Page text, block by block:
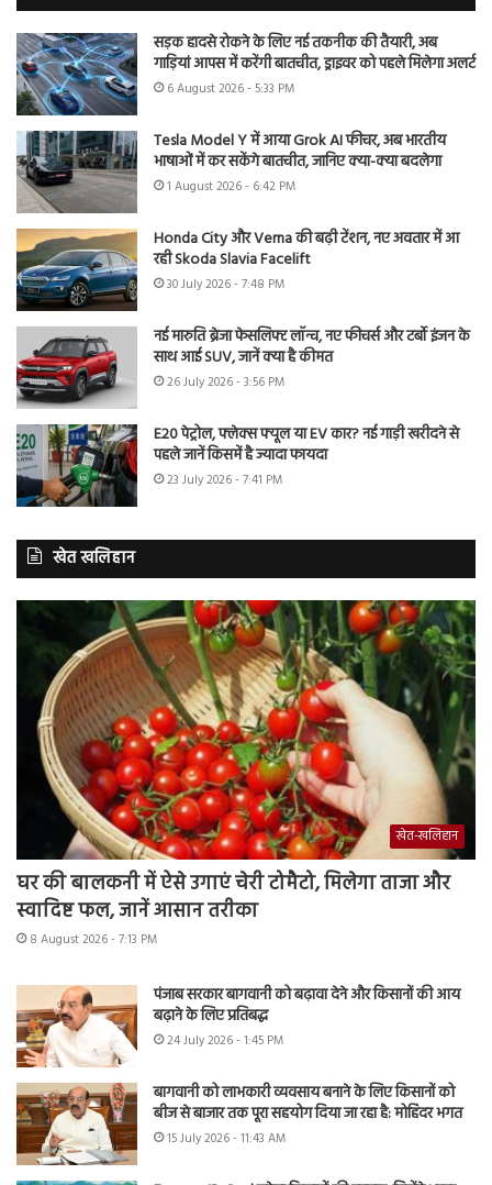
सड़क हादसे रोकने के लिए नई तकनीक की तैयारी, अब
गाड़ियां आपस में करेंगी बातचीत, ड्राइवर को पहले मिलेगा अलर्ट
6 August 2026 - 5:33 PM
Tesla Model Y में आया Grok AI फीचर, अब भारतीय
भाषाओं में कर सकेंगे बातचीत, जानिए क्या-क्या बदलेगा
1 August 2026 - 6:42 PM
Honda City और Verna की बढ़ी टेंशन, नए अवतार में आ
रही Skoda Slavia Facelift
30 July 2026 - 7:48 PM
नई मारुति ब्रेजा फेसलिफ्ट लॉन्च, नए फीचर्स और टर्बो इंजन के
साथ आई SUV, जानें क्या है कीमत
26 July 2026 - 3:56 PM
E20 पेट्रोल, फ्लेक्स फ्यूल या EV कार? नई गाड़ी खरीदने से
पहले जानें किसमें है ज्यादा फायदा
23 July 2026 - 7:41 PM
खेत खलिहान
खेत-खलिहान
घर की बालकनी में ऐसे उगाएं चेरी टोमैटो, मिलेगा ताजा और
स्वादिष्ट फल, जानें आसान तरीका
8 August 2026 - 7:13 PM
पंजाब सरकार बागवानी को बढ़ावा देने और किसानों की आय
बढ़ाने के लिए प्रतिबद्ध
24 July 2026 - 1:45 PM
बागवानी को लाभकारी व्यवसाय बनाने के लिए किसानों को
बीज से बाजार तक पूरा सहयोग दिया जा रहा है: मोहिंदर भगत
15 July 2026 - 11:43 AM